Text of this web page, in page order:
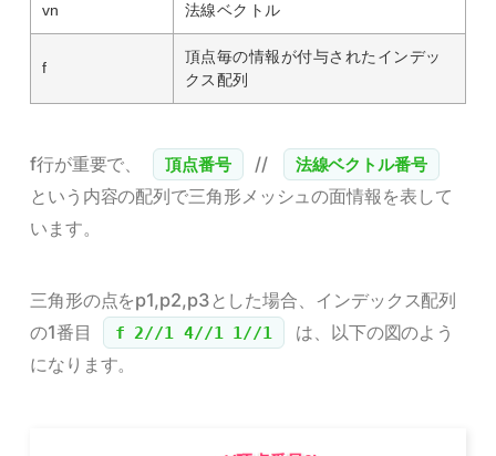
vn 法線ベクトル
f
頂点毎の情報が付与されたインデッ
クス配列
f行が重要で、 頂点番号 // 法線ベクトル番号
という内容の配列で三角形メッシュの面情報を表して
います。
三角形の点をp1,p2,p3とした場合、インデックス配列
の1番目
f 2//1 4//1 1//1
は、以下の図のよう
になります。